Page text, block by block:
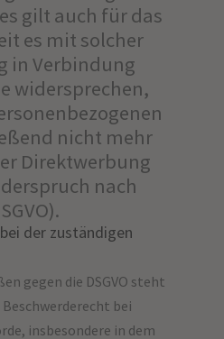
gilt auch für das
es mit solcher
in Verbindung
widersprechen,
nicht mehr
Direktwerbung
nach
der zuständigen
gegen die DSGVO steht
bei
insbesondere in dem